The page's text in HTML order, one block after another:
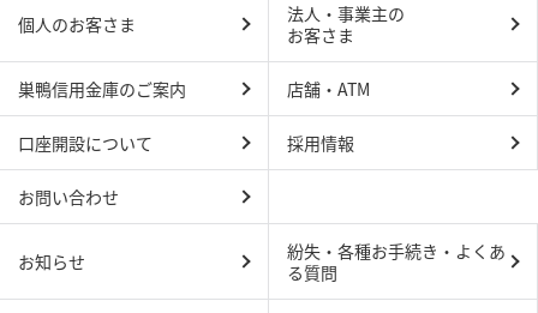
個人のお客さま
法人・事業主の
お客さま
巣鴨信用金庫のご案内 店舗・ATM
口座開設について 採用情報
お問い合わせ
お知らせ
紛失・各種お手続き・よくあ
る質問